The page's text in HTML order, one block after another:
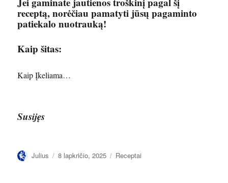
receptą, norėčiau pamatyti jūsų pagaminto
patiekalo nuotrauką!
Kaip šitas:
Kaip Įkeliama…
Susijęs
Autorius
Julius Paskelbta
8 lapkričio, 2025 Kategorijos
Receptai